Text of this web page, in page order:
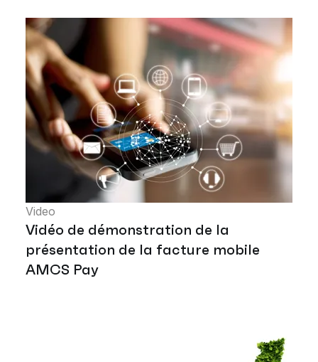
Video
Vidéo de démonstration de la
présentation de la facture mobile
AMCS Pay